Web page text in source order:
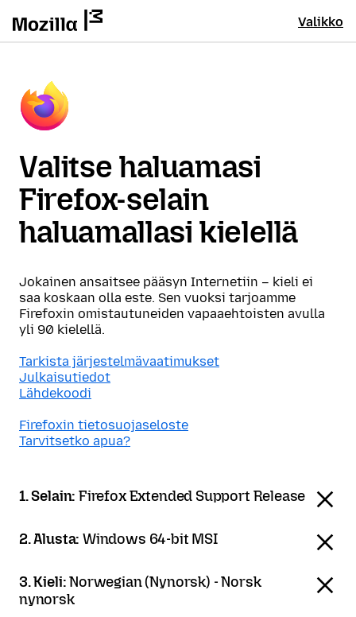
Valikko
Valitse haluamasi
Firefox-selain
haluamallasi kielellä
Jokainen ansaitsee pääsyn Internetiin – kieli ei
saa koskaan olla este. Sen vuoksi tarjoamme
Firefoxin omistautuneiden vapaaehtoisten avulla
yli 90 kielellä.
Tarkista järjestelmävaatimukset
Julkaisutiedot
Lähdekoodi
Firefoxin tietosuojaseloste
Tarvitsetko apua?
1. Selain:Firefox Extended Support Release
2. Alusta:Windows 64-bit MSI
3. Kieli:Norwegian (Nynorsk) - Norsk
nynorsk